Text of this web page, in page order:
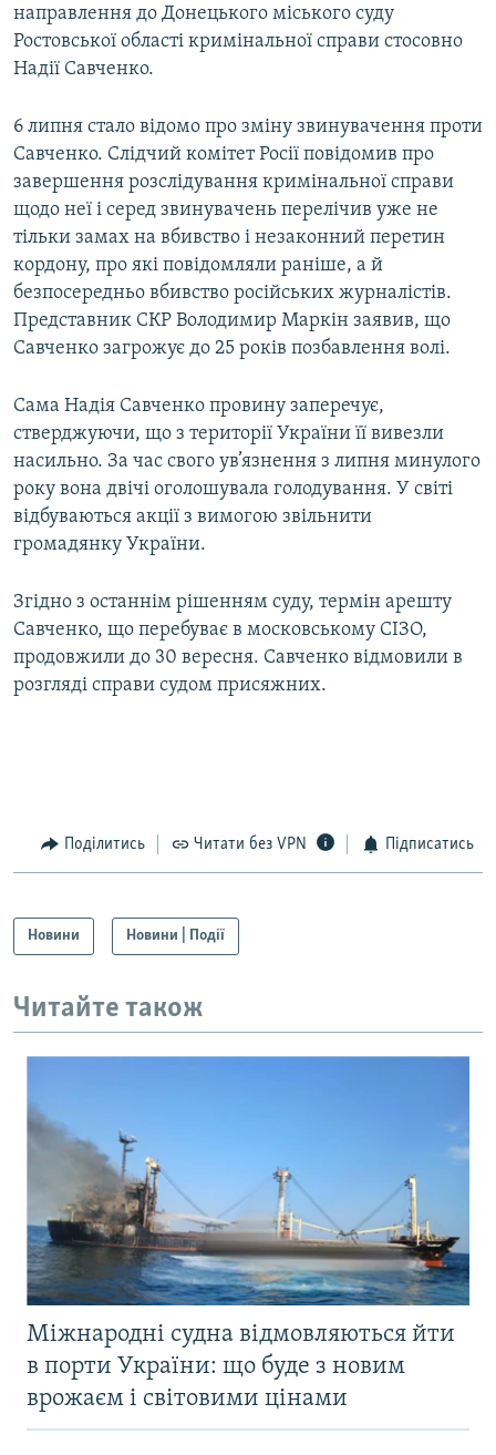
направлення до Донецького міського суду
Ростовської області кримінальної справи стосовно
Надії Савченко.
6 липня стало відомо про зміну звинувачення проти
Савченко. Слідчий комітет Росії повідомив про
завершення розслідування кримінальної справи
щодо неї і серед звинувачень перелічив уже не
тільки замах на вбивство і незаконний перетин
кордону, про які повідомляли раніше, а й
безпосередньо вбивство російських журналістів.
Представник СКР Володимир Маркін заявив, що
Савченко загрожує до 25 років позбавлення волі.
Сама Надія Савченко провину заперечує,
стверджуючи, що з території України її вивезли
насильно. За час свого ув’язнення з липня минулого
року вона двічі оголошувала голодування. У світі
відбуваються акції з вимогою звільнити
громадянку України.
Згідно з останнім рішенням суду, термін арешту
Савченко, що перебуває в московському СІЗО,
продовжили до 30 вересня. Савченко відмовили в
розгляді справи судом присяжних.
Поділитись Читати без VPN Підписатись
Новини Новини | Події
Читайте також
Міжнародні судна відмовляються йти
в порти України: що буде з новим
врожаєм і світовими цінами